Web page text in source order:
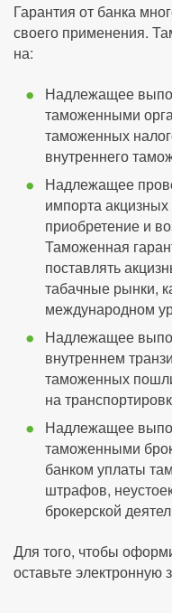
Гарантия от банка
своего применения.
на:
Надлежащее
таможенными
таможенных
внутреннего
Надлежащее
импорта
приобретение и
Таможенная
поставлять
табачные рынки,
международном
Надлежащее
внутреннем
таможенных
на
Надлежащее
таможенными
банком уплаты
штрафов,
брокерской
Для того, чтобы
оставьте